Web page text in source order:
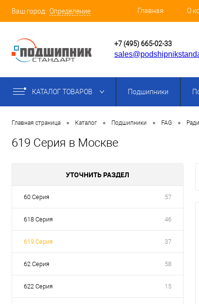
Ваш город: Определение Главная О
+7 (495) 665-02-33
КАТАЛОГ ТОВАРОВ Подшипники
Главная страница • Каталог • Подшипники • FAG •
619 Серия в Москве
УТОЧНИТЬ РАЗДЕЛ
60 Серия 57
618 Серия 46
619 Серия 37
62 Серия 58
622 Серия 15